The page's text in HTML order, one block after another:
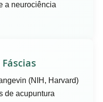
a neurociência
(NIH, Harvard)
de acupuntura